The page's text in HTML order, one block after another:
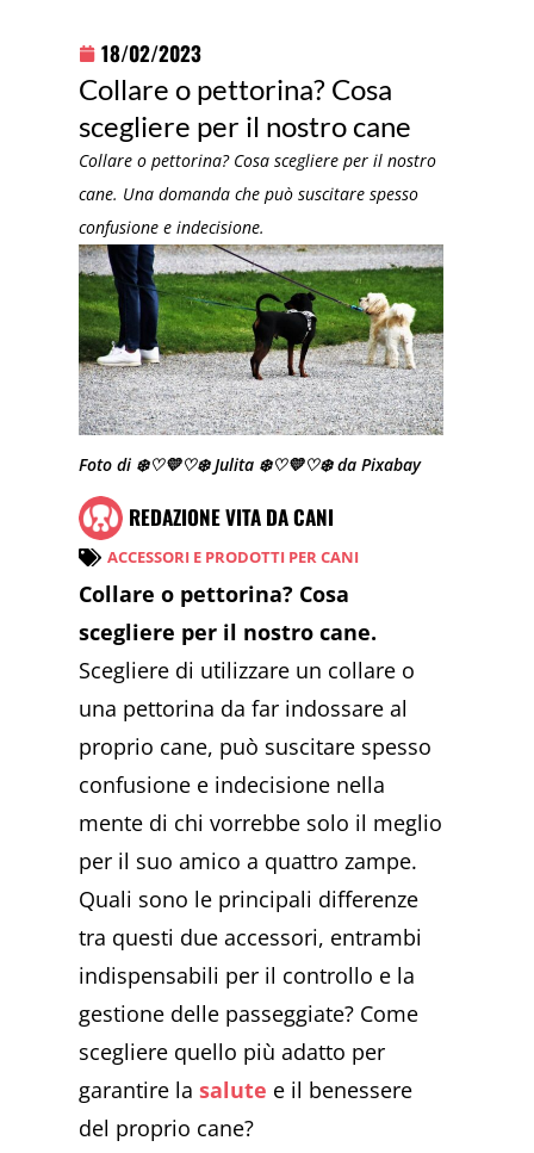
18/02/2023
Collare o pettorina? Cosa
scegliere per il nostro cane
Collare o pettorina? Cosa scegliere per il nostro
cane. Una domanda che può suscitare spesso
confusione e indecisione.
Foto di ❄️♡💛♡❄️ Julita ❄️♡💛♡❄️ da Pixabay
REDAZIONE VITA DA CANI
ACCESSORI E PRODOTTI PER CANI
Collare o pettorina? Cosa
scegliere per il nostro cane.
Scegliere di utilizzare un collare o
una pettorina da far indossare al
proprio cane, può suscitare spesso
confusione e indecisione nella
mente di chi vorrebbe solo il meglio
per il suo amico a quattro zampe.
Quali sono le principali differenze
tra questi due accessori, entrambi
indispensabili per il controllo e la
gestione delle passeggiate? Come
scegliere quello più adatto per
garantire lasalute e il benessere
del proprio cane?